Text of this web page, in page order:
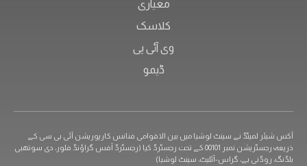
لمیٹڈ نے سینٹ لوشیا میں بین الاقوامی فنانس کارپوریشن آئی بی سی کے
ذریعہ رجسٹریشن نمبر 00101 کے تحت رجسٹرڈ کیا (رجسٹرڈ آفس گراؤنڈ فلور، دی سوتھبی
بے، گراس-آئلیٹ، سینٹ لوشیا)